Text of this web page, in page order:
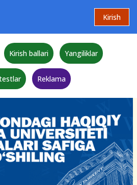
Kirish
Kirish ballari Yangiliklar
Reklama